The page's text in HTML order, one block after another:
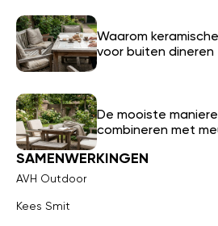
Waarom
voor buiten dineren
De mooiste
combineren met
SAMENWERKINGEN
AVH Outdoor
Kees Smit